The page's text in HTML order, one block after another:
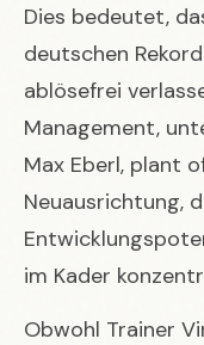
Dies bedeutet,
deutschen
ablösefrei
Management,
Max Eberl, plant
Neuausrichtung,
im Kader
Obwohl Trainer